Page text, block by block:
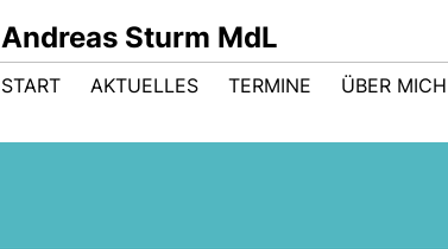
Andreas Sturm MdL
START AKTUELLES TERMINE ÜBER MICH